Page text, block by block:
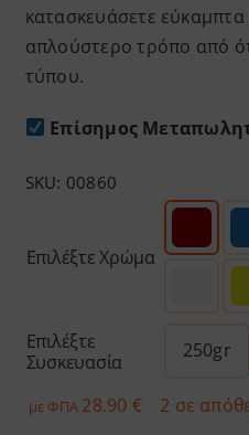
κατασκευάσετε εύκαμπτα
απλούστερο τρόπο από
τύπου.
Επίσημος
SKU: 00860
Επιλέξτε Χρώμα
Επιλέξτε
Συσκευασία
250gr
28.90 €
με ΦΠΑ 2 σε